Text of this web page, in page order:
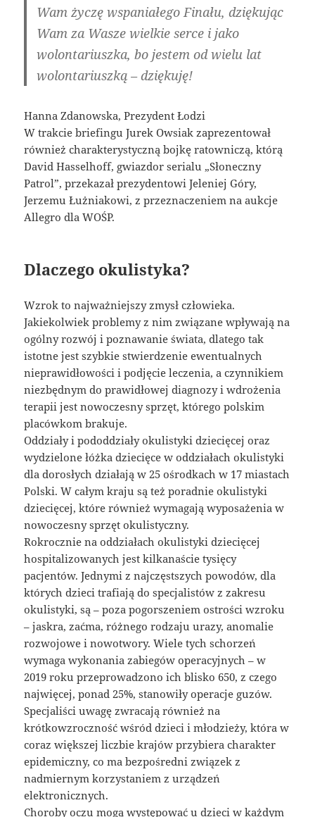
Wam życzę wspaniałego Finału, dziękując
Wam za Wasze wielkie serce i jako
wolontariuszka, bo jestem od wielu lat
wolontariuszką – dziękuję!
Hanna Zdanowska, Prezydent Łodzi
W trakcie briefingu Jurek Owsiak zaprezentował
również charakterystyczną bojkę ratowniczą, którą
David Hasselhoff, gwiazdor serialu „Słoneczny
Patrol”, przekazał prezydentowi Jeleniej Góry,
Jerzemu Łużniakowi, z przeznaczeniem na aukcje
Allegro dla WOŚP.
Dlaczego okulistyka?
Wzrok to najważniejszy zmysł człowieka.
Jakiekolwiek problemy z nim związane wpływają na
ogólny rozwój i poznawanie świata, dlatego tak
istotne jest szybkie stwierdzenie ewentualnych
nieprawidłowości i podjęcie leczenia, a czynnikiem
niezbędnym do prawidłowej diagnozy i wdrożenia
terapii jest nowoczesny sprzęt, którego polskim
placówkom brakuje.
Oddziały i pododdziały okulistyki dziecięcej oraz
wydzielone łóżka dziecięce w oddziałach okulistyki
dla dorosłych działają w 25 ośrodkach w 17 miastach
Polski. W całym kraju są też poradnie okulistyki
dziecięcej, które również wymagają wyposażenia w
nowoczesny sprzęt okulistyczny.
Rokrocznie na oddziałach okulistyki dziecięcej
hospitalizowanych jest kilkanaście tysięcy
pacjentów. Jednymi z najczęstszych powodów, dla
których dzieci trafiają do specjalistów z zakresu
okulistyki, są – poza pogorszeniem ostrości wzroku
– jaskra, zaćma, różnego rodzaju urazy, anomalie
rozwojowe i nowotwory. Wiele tych schorzeń
wymaga wykonania zabiegów operacyjnych – w
2019 roku przeprowadzono ich blisko 650, z czego
najwięcej, ponad 25%, stanowiły operacje guzów.
Specjaliści uwagę zwracają również na
krótkowzroczność wśród dzieci i młodzieży, która w
coraz większej liczbie krajów przybiera charakter
epidemiczny, co ma bezpośredni związek z
nadmiernym korzystaniem z urządzeń
elektronicznych.
Choroby oczu mogą występować u dzieci w każdym